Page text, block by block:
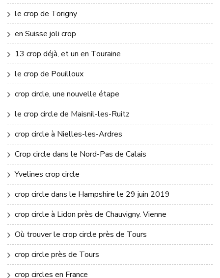
le crop de Torigny
en Suisse joli crop
13 crop déjà, et un en Touraine
le crop de Pouilloux
crop circle, une nouvelle étape
le crop circle de Maisnil-les-Ruitz
crop circle à Nielles-les-Ardres
Crop circle dans le Nord-Pas de Calais
Yvelines crop circle
crop circle dans le Hampshire le 29 juin 2019
crop circle à Lidon près de Chauvigny. Vienne
Où trouver le crop circle près de Tours
crop circle près de Tours
crop circles en France